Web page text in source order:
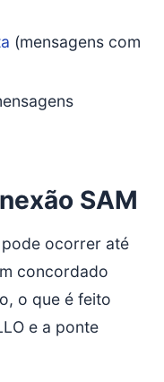
(mensagens com
SAM
pode ocorrer até
concordado
o que é feito
e a ponte